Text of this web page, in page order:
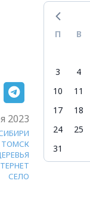
2023
ТОМСК
СЕЛО
П В
3
4
10
11
17
18
24
25
31